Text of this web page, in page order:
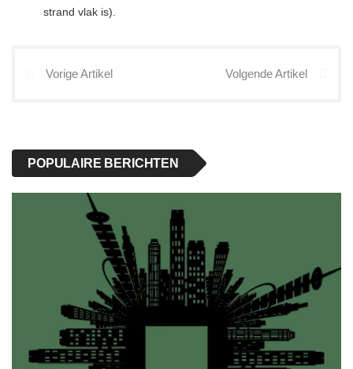
strand vlak is).
Vorige Artikel Volgende Artikel
POPULAIRE BERICHTEN